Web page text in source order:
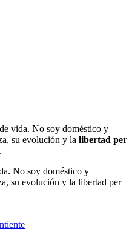
vida. No soy doméstico y
su evolución y la libertad per
No soy doméstico y
su evolución y la libertad per